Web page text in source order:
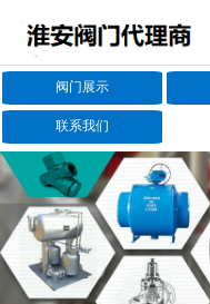
阀门展示
联系我们